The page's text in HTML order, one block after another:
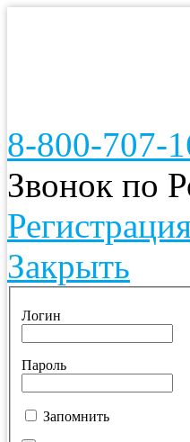
8-800-707-
Звонок по
Закрыть
Логин
Пароль
Запомнить